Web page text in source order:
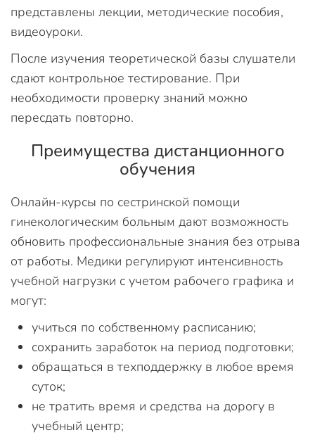
представлены лекции, методические пособия,
видеоуроки.
После изучения теоретической базы слушатели
сдают контрольное тестирование. При
необходимости проверку знаний можно
пересдать повторно.
Преимущества дистанционного
обучения
Онлайн-курсы по сестринской помощи
гинекологическим больным дают возможность
обновить профессиональные знания без отрыва
от работы. Медики регулируют интенсивность
учебной нагрузки с учетом рабочего графика и
могут:
учиться по собственному расписанию;
сохранить заработок на период подготовки;
обращаться в техподдержку в любое время
суток;
не тратить время и средства на дорогу в
учебный центр;